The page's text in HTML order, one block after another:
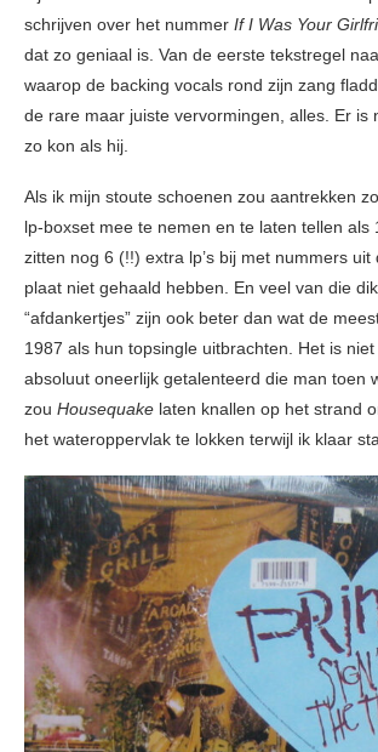
schrijven over het nummer If I Was Your
dat zo geniaal is. Van de eerste tekstregel
waarop de backing vocals rond zijn zang
de rare maar juiste vervormingen, alles. Er is
zo kon als hij.
Als ik mijn stoute schoenen zou aantrekken
lp-boxset mee te nemen en te laten tellen als
zitten nog 6 (!!) extra lp’s bij met nummers uit
plaat niet gehaald hebben. En veel van die
“afdankertjes” zijn ook beter dan wat de
1987 als hun topsingle uitbrachten. Het is
absoluut oneerlijk getalenteerd die man toen
zou Housequake laten knallen op het strand
het wateroppervlak te lokken terwijl ik klaar